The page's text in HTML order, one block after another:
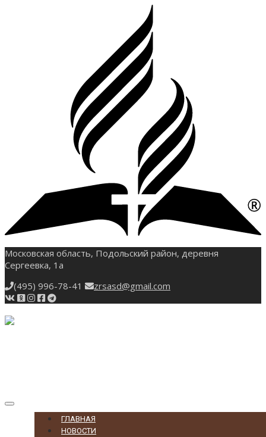
Московская область, Подольский район, деревня
Сергеевка, 1а
(495) 996-78-41
zrsasd@gmail.com
Toggle
ГЛАВНАЯ
НОВОСТИ